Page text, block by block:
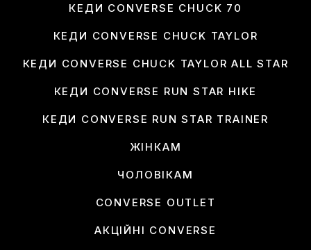
КЕДИ CONVERSE CHUCK 70
КЕДИ CONVERSE CHUCK TAYLOR
КЕДИ CONVERSE CHUCK TAYLOR ALL STAR
КЕДИ CONVERSE RUN STAR HIKE
КЕДИ CONVERSE RUN STAR TRAINER
ЖІНКАМ
ЧОЛОВІКАМ
CONVERSE OUTLET
АКЦІЙНІ CONVERSE